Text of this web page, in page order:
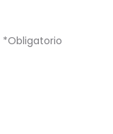
*Obligatorio